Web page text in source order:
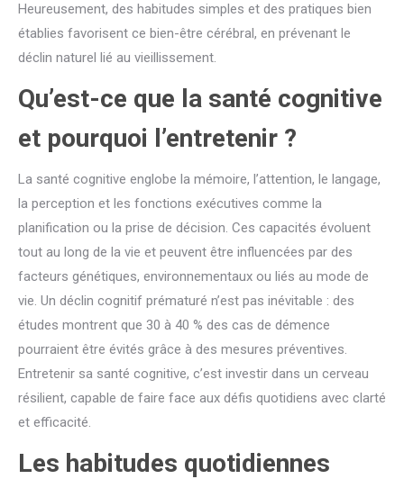
Heureusement, des habitudes simples et des pratiques bien
établies favorisent ce bien-être cérébral, en prévenant le
déclin naturel lié au vieillissement.
Qu’est-ce que la santé cognitive
et pourquoi l’entretenir ?
La santé cognitive englobe la mémoire, l’attention, le langage,
la perception et les fonctions exécutives comme la
planification ou la prise de décision. Ces capacités évoluent
tout au long de la vie et peuvent être influencées par des
facteurs génétiques, environnementaux ou liés au mode de
vie. Un déclin cognitif prématuré n’est pas inévitable : des
études montrent que 30 à 40 % des cas de démence
pourraient être évités grâce à des mesures préventives.
Entretenir sa santé cognitive, c’est investir dans un cerveau
résilient, capable de faire face aux défis quotidiens avec clarté
et efficacité.
Les habitudes quotidiennes